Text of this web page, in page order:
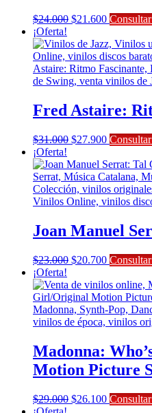
$24.000 El
original
era:
$24.000.
$21.600El
actual
es:
$21.600.
¡Oferta!
Fred Astaire:
$31.000 El
original
era:
$31.000.
$27.900El
actual
es:
$27.900.
¡Oferta!
Joan Manuel
$23.000 El
original
era:
$23.000.
$20.700El
actual
es:
$20.700.
¡Oferta!
Madonna:
Motion Picture
$29.000 El
$26.100El